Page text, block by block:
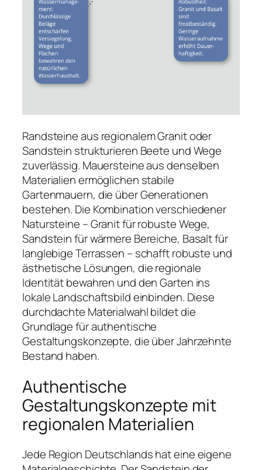
Randsteine aus regionalem Granit oder
Sandstein strukturieren Beete und Wege
zuverlässig. Mauersteine aus denselben
Materialien ermöglichen stabile
Gartenmauern, die über Generationen
bestehen. Die Kombination verschiedener
Natursteine – Granit für robuste Wege,
Sandstein für wärmere Bereiche, Basalt für
langlebige Terrassen – schafft robuste und
ästhetische Lösungen, die regionale
Identität bewahren und den Garten ins
lokale Landschaftsbild einbinden. Diese
durchdachte Materialwahl bildet die
Grundlage für authentische
Gestaltungskonzepte, die über Jahrzehnte
Bestand haben.
Authentische
Gestaltungskonzepte mit
regionalen Materialien
Jede Region Deutschlands hat eine eigene